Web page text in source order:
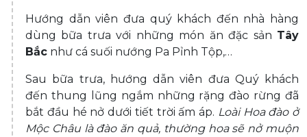
Hướng dẫn viên đưa quý khách đến nhà hàng
dùng bữa trưa với những món ăn đặc sản Tây
Bắc như cá suối nướng Pa Pỉnh Tộp,…
Sau bữa trưa, hướng dẫn viên đưa Quý khách
đến thung lũng ngắm những rặng đào rừng đã
bắt đầu hé nở dưới tiết trời ấm áp. Loài Hoa đào ở
Mộc Châu là đào ăn quả, thường hoa sẽ nở muộn